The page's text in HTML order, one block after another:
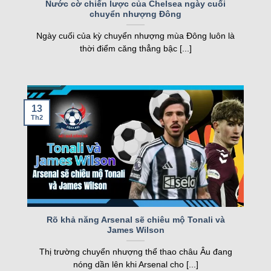
nghiệp, kqbd ngày càng khẳng định vị thế của
mình.
Các tính năng nổi bật của Kqbd – Kết
Một số tính năng nổi bật của kqbd
Trang web sở hữu nhiều tính năng vượt trội, đáp
ứng nhu cầu của cả người hâm mộ và cược thủ.
Nước cờ chiến lược của Chelsea ngày cuối
chuyển nhượng Đông
Ngày cuối của kỳ chuyển nhượng mùa Đông luôn là
thời điểm căng thẳng bậc [...]
Rõ khả năng Arsenal sẽ chiêu mộ Tonali và
James Wilson
Thị trường chuyển nhượng thể thao châu Âu đang
nóng dần lên khi Arsenal cho [...]
13
Th2